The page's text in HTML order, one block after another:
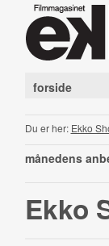
forside
Du er her: Ekko
månedens
Ekko